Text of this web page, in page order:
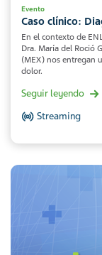
Evento
Caso clínico:
En el contexto de
Dra. María del Roció
(MEX) nos entregan
dolor.
Seguir leyendo
Streaming